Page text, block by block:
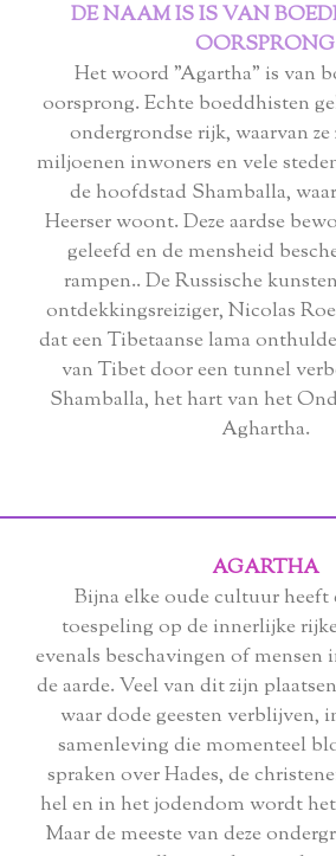
DE NAAM IS IS VAN
OORSPRONG
Het woord "Agartha" is van
oorsprong. Echte boeddhisten
ondergrondse rijk, waarvan ze
miljoenen inwoners en vele
de hoofdstad Shamballa,
Heerser woont. Deze aardse
geleefd en de mensheid
rampen.. De Russische
ontdekkingsreiziger, Nicolas
dat een Tibetaanse lama
van Tibet door een tunnel
Shamballa, het hart van het
Aghartha.
AGARTHA
Bijna elke oude cultuur heeft
toespeling op de innerlijke
evenals beschavingen of mensen
de aarde. Veel van dit zijn
waar dode geesten verblijven,
samenleving die momenteel
spraken over Hades, de
hel en in het jodendom wordt
Maar de meeste van deze